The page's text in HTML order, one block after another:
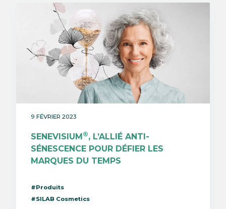
9 FÉVRIER 2023
SENEVISIUM ®, L’ALLIÉ ANTI-
SÉNESCENCE POUR DÉFIER LES
MARQUES DU TEMPS
#Produits
#SILAB Cosmetics